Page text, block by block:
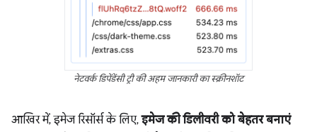
नेटवर्क डिपेंडेंसी ट्री की अहम जानकारी का स्क्रीनशॉट
आखिर में, इमेज रिसॉर्स के लिए,इमेज की डिलीवरी को बेहतर बनाएं